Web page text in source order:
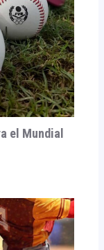
el Mundial